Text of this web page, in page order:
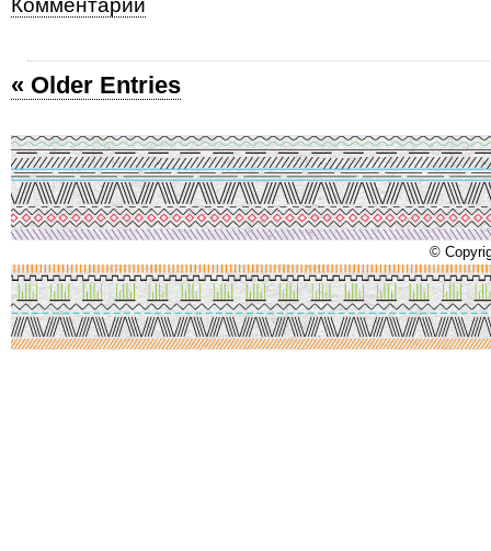
Комментарии
« Older Entries
©